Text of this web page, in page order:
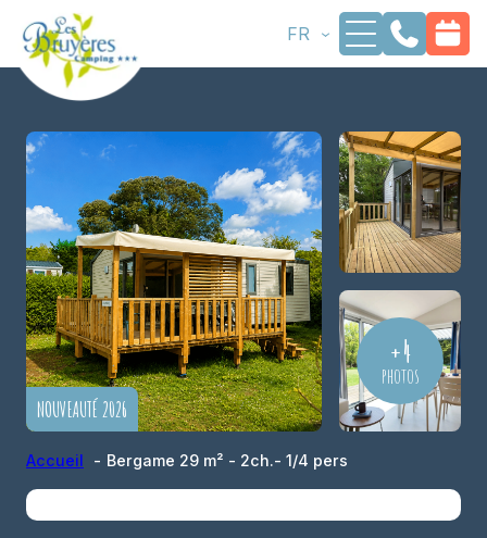
au
contenu
FR
NOUVEAUTÉ 2026
+4
photos
Accueil Bergame 29 m² - 2ch.- 1/4 pers